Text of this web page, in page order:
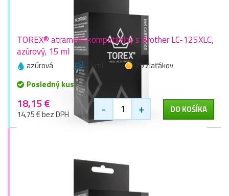
TOREX® atrament kompatibilný s Brother LC-125XLC,
azúrový, 15 ml
azúrová 15 ml
29 zlaťákov
Posledný kus
18,15 €
14,75 € bez DPH - + DO KOŠÍKA